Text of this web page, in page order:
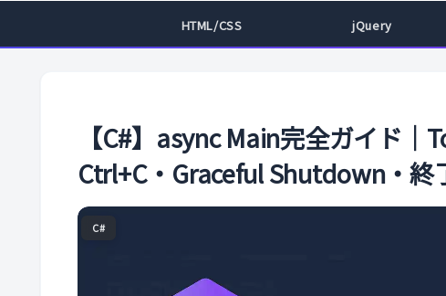
HTML/CSS jQuery
【C#】async Main完全ガイド
Ctrl+C・Graceful Shutdown・終
C#